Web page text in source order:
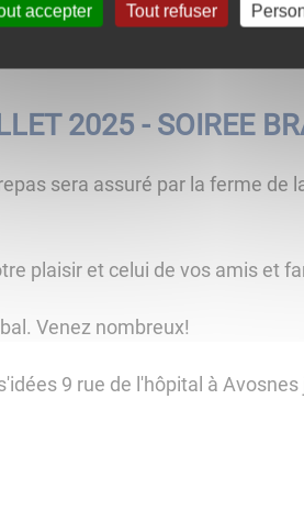
2025 - SOIREE
sera assuré par la ferme de
plaisir et celui de vos amis et
Venez nombreux!
9 rue de l'hôpital à
accepter Tout refuser